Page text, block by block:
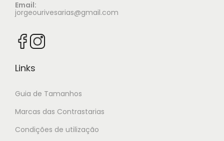
Email:
jorgeourivesarias@gmail.com
Links
Guia de Tamanhos
Marcas das Contrastarias
Condições de utilização